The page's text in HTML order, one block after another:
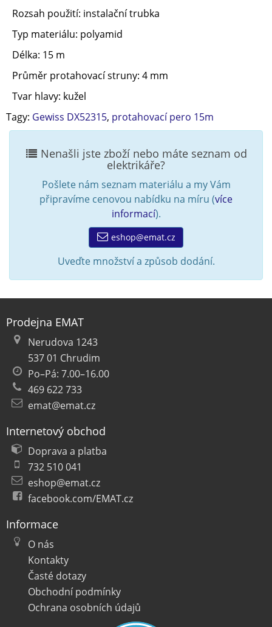
Rozsah použití: instalační trubka
Typ materiálu: polyamid
Délka: 15 m
Průměr protahovací struny: 4 mm
Tvar hlavy: kužel
Tagy: Gewiss DX52315, protahovací pero 15m
Nenašli jste zboží nebo máte seznam od
elektrikáře?
Pošlete nám seznam materiálu a my Vám
připravíme cenovou nabídku na míru (více
informací).
eshop@emat.cz
Uveďte množství a způsob dodání.
Prodejna EMAT
Nerudova 1243
537 01 Chrudim
Po–Pá: 7.00–16.00
469 622 733
emat@emat.cz
Internetový obchod
Doprava a platba
732 510 041
eshop@emat.cz
facebook.com/EMAT.cz
Informace
O nás
Kontakty
Časté dotazy
Obchodní podmínky
Ochrana osobních údajů